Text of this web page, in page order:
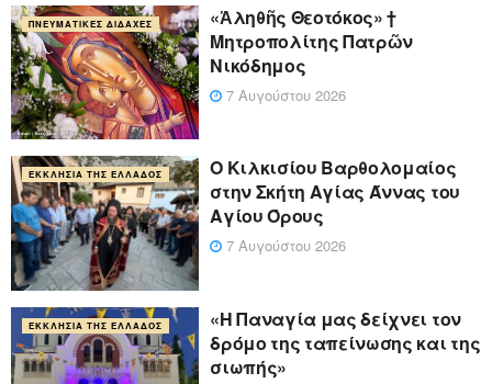
ΠΝΕΥΜΑΤΙΚΈΣ ΔΙΔΑΧΈΣ
«Ἀληθῆς Θεοτόκος» †
Μητροπολίτης Πατρῶν
Νικόδημος
7 Αυγούστου 2026
ΕΚΚΛΗΣΊΑ ΤΗΣ ΕΛΛΆΔΟΣ
Ο Κιλκισίου Βαρθολομαίος
στην Σκήτη Αγίας Άννας του
Αγίου Όρους
7 Αυγούστου 2026
ΕΚΚΛΗΣΊΑ ΤΗΣ ΕΛΛΆΔΟΣ
«Η Παναγία μας δείχνει τον
δρόμο της ταπείνωσης και της
σιωπής»